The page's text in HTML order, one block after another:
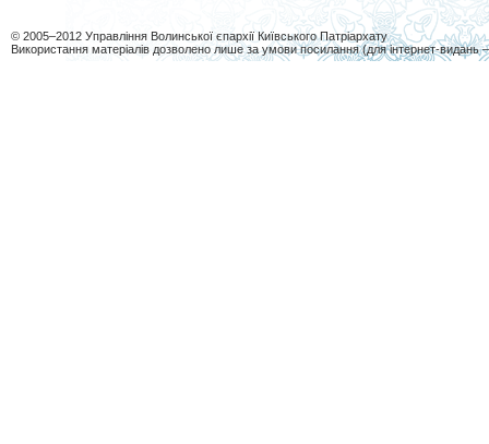
© 2005–2012 Управління Волинської єпархії Київського Патріархату
Використання матеріалів дозволено лише за умови посилання (для інтернет-видань